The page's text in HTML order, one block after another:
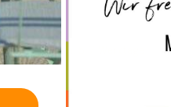
Lieferzeit: ca. 5-7 Werktage